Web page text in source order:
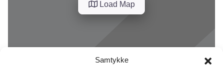
Samtykke
Load Map